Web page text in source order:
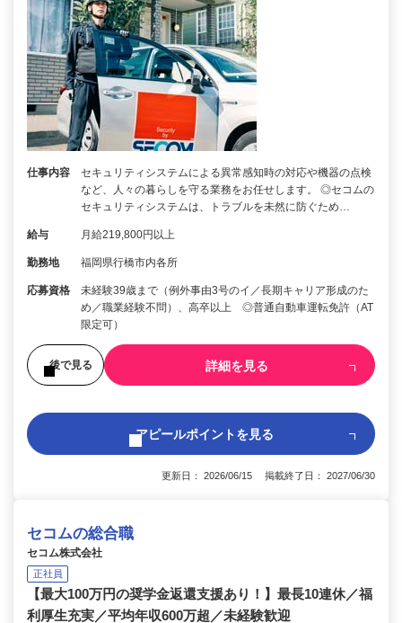
仕事内容
セキュリティシステムによる異常感知時の対応や機器の点検
など、人々の暮らしを守る業務をお任せします。 ◎セコムの
セキュリティシステムは、トラブルを未然に防ぐため…
給与 月給219,800円以上
勤務地 福岡県行橋市内各所
応募資格
未経験39歳まで（例外事由3号のイ／長期キャリア形成のた
め／職業経験不問）、高卒以上 ◎普通自動車運転免許（AT
限定可）
後で見る 詳細を見る
アピールポイントを見る
更新日： 2026/06/15 掲載終了日： 2027/06/30
セコムの総合職
セコム株式会社
正社員
【最大100万円の奨学金返還支援あり！】最長10連休／福
利厚生充実／平均年収600万超／未経験歓迎